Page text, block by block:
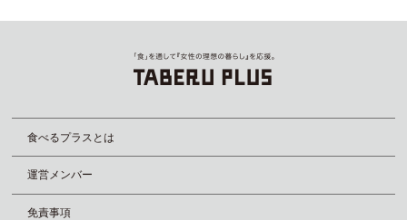
食べるプラスとは
運営メンバー
免責事項